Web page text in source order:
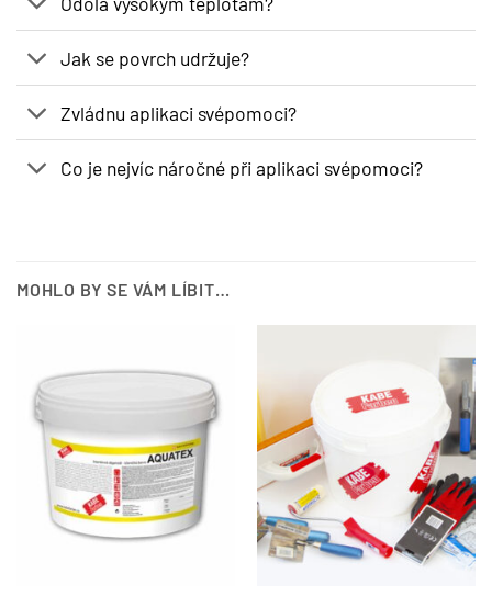
Jak se povrch udržuje?
Zvládnu aplikaci svépomoci?
Co je nejvíc náročné při aplikaci svépomoci?
MOHLO BY SE VÁM LÍBIT…